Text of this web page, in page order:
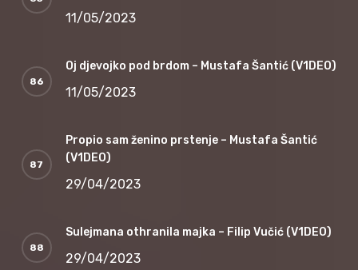
11/05/2023
Oj djevojko pod brdom – Mustafa Šantić (V1DEO)
11/05/2023
Propio sam ženino prstenje – Mustafa Šantić
(V1DEO)
29/04/2023
Sulejmana othranila majka – Filip Vučić (V1DEO)
29/04/2023